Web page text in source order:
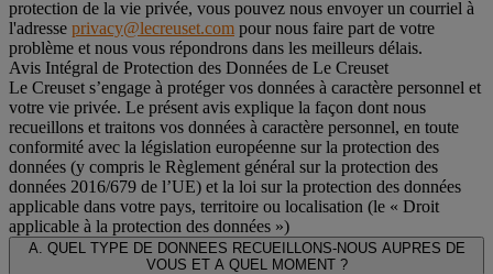
protection de la vie privée, vous pouvez nous envoyer un courriel à
l'adresse privacy@lecreuset.com pour nous faire part de votre
problème et nous vous répondrons dans les meilleurs délais.
Avis Intégral de Protection des Données de Le Creuset
Le Creuset s’engage à protéger vos données à caractère personnel et
votre vie privée. Le présent avis explique la façon dont nous
recueillons et traitons vos données à caractère personnel, en toute
conformité avec la législation européenne sur la protection des
données (y compris le Règlement général sur la protection des
données 2016/679 de l’UE) et la loi sur la protection des données
applicable dans votre pays, territoire ou localisation (le « Droit
applicable à la protection des données »)
A. QUEL TYPE DE DONNEES RECUEILLONS-NOUS AUPRES DE
VOUS ET A QUEL MOMENT ?